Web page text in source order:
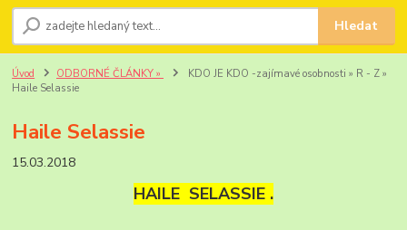
Hledat
Úvod ODBORNÉ ČLÁNKY »
KDO JE KDO -zajímavé osobnosti » R - Z »
Haile Selassie
Haile Selassie
15.03.2018
HAILE SELASSIE .